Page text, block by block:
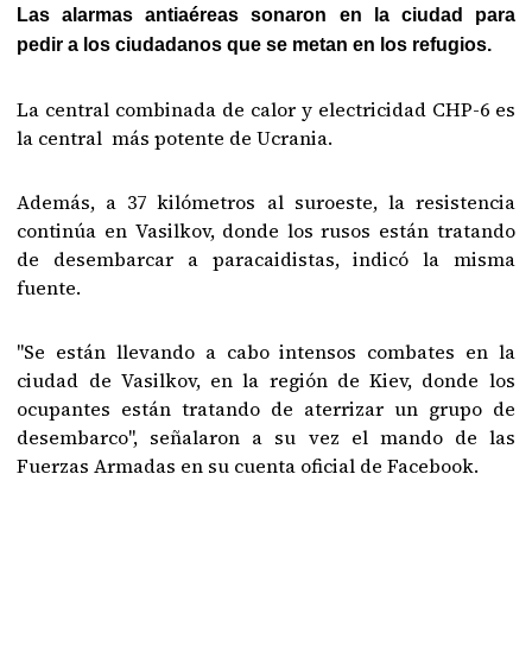
Las alarmas antiaéreas sonaron en la ciudad para
pedir a los ciudadanos que se metan en los refugios.
La central combinada de calor y electricidad CHP-6 es
la central más potente de Ucrania.
Además, a 37 kilómetros al suroeste, la resistencia
continúa en Vasilkov, donde los rusos están tratando
de desembarcar a paracaidistas, indicó la misma
fuente.
"Se están llevando a cabo intensos combates en la
ciudad de Vasilkov, en la región de Kiev, donde los
ocupantes están tratando de aterrizar un grupo de
desembarco", señalaron a su vez el mando de las
Fuerzas Armadas en su cuenta oficial de Facebook.